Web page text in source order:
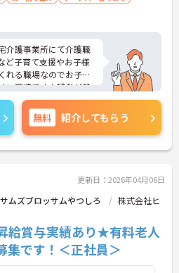
介護事業所にて介護職
ど子育て支援やお子様
れる職場なのでお子様
い環境です♪残業が月
なく就業可能◎ご興味
しますので、お気軽
無料 紹介してもらう
更新日：2026年04月06日
ムズブロッサムやつしろ
株式会社ヒ
給賞与実績あり★有料老人
集です！＜正社員＞